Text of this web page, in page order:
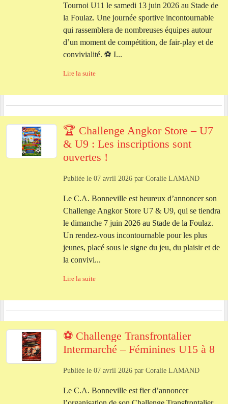
Tournoi U11 le samedi 13 juin 2026 au Stade de
la Foulaz. Une journée sportive incontournable
qui rassemblera de nombreuses équipes autour
d’un moment de compétition, de fair‑play et de
convivialité. ⚽ I...
Lire la suite
🏆 Challenge Angkor Store – U7
& U9 : Les inscriptions sont
ouvertes !
Publiée le 07 avril 2026 par Coralie LAMAND
Le C.A. Bonneville est heureux d’annoncer son
Challenge Angkor Store U7 & U9, qui se tiendra
le dimanche 7 juin 2026 au Stade de la Foulaz.
Un rendez‑vous incontournable pour les plus
jeunes, placé sous le signe du jeu, du plaisir et de
la convivi...
Lire la suite
⚽ Challenge Transfrontalier
Intermarché – Féminines U15 à 8
Publiée le 07 avril 2026 par Coralie LAMAND
Le C.A. Bonneville est fier d’annoncer